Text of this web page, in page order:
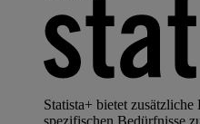
Statista+ bietet
spezifischen Bedürfnisse